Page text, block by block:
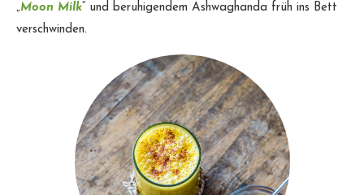
„Moon Milk “ und beruhigendem Ashwaghanda früh ins Bett
verschwinden.